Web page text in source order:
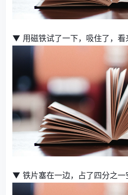
▼ 用磁铁试了一下，吸住了，看
▼ 铁片塞在一边，占了四分之一